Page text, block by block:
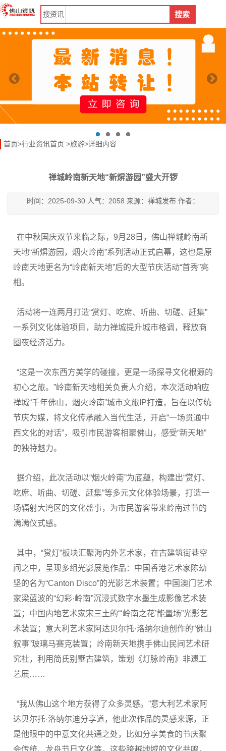
搜资讯 搜索
首页>行业资讯首页 >旅游>详细内容
禅城岭南新天地“新焺游园”盛大开锣
时间：2025-09-30 人气：2058 来源：禅城发布 作者：
在中秋国庆双节来临之际，9月28日，佛山禅城岭南新
天地“新焺游园，烟火岭南”系列活动正式启幕，这也是原
岭南天地更名为“岭南新天地”后的大型节庆活动“首秀”亮
相。
活动将一连两月打造“赏灯、吃席、听曲、切磋、赶集”
一系列文化体验项目，助力禅城提升城市格调，释放商
圈夜经济活力。
“这是一次东西方美学的碰撞，更是一场探寻文化根源的
初心之旅。”岭南新天地相关负责人介绍，本次活动响应
禅城“千年佛山，烟火岭南”城市文旅IP打造，旨在以传统
节庆为媒，将文化传承融入当代生活，开启“一场贯通中
西文化的对话”，吸引市民游客相聚佛山，感受“新天地”
的独特魅力。
据介绍，此次活动以“烟火岭南”为底蕴，构建出“赏灯、
吃席、听曲、切磋、赶集”等多元文化体验场景，打造一
场辐射大湾区的文化盛事，为市民游客带来岭南过节的
满满仪式感。
其中，“赏灯”板块汇聚海内外艺术家，在古建筑街巷空
间之中，呈现多组光影展览作品：中国香港艺术家陈幼
坚的名为“Canton Disco”的光影艺术装置；中国澳门艺术
家梁蓝波的“幻彩·岭南”沉浸式数字水墨生成影像艺术装
置；中国内地艺术家宋三土的“‘岭南之花’能量场”光影艺
术装置；意大利艺术家阿达贝尔托·洛纳尔迪创作的“佛山
叙事”玻璃马赛克装置；岭南新天地携手佛山民间艺术研
究社，利用简氏别墅古建筑，策划《灯脉岭南》非遗工
艺展……
“我从佛山这个地方获得了众多灵感。”意大利艺术家阿
达贝尔托·洛纳尔迪分享道，他此次作品的灵感来源，正
是他眼中的中意文化共通之处，比如分享美食的节庆聚